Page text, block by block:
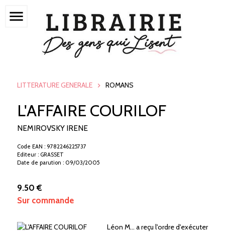
menu
LITTERATURE GENERALE ROMANS
L'AFFAIRE COURILOF
NEMIROVSKY IRENE
Code EAN : 9782246225737
Editeur : GRASSET
Date de parution : 09/03/2005
9.50 €
Sur commande
Léon M... a reçu l'ordre d'exécuter